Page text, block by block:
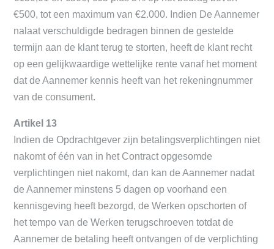
€500, tot een maximum van €2.000. Indien De Aannemer
nalaat verschuldigde bedragen binnen de gestelde
termijn aan de klant terug te storten, heeft de klant recht
op een gelijkwaardige wettelijke rente vanaf het moment
dat de Aannemer kennis heeft van het rekeningnummer
van de consument.
Artikel 13
Indien de Opdrachtgever zijn betalingsverplichtingen niet
nakomt of één van in het Contract opgesomde
verplichtingen niet nakomt, dan kan de Aannemer nadat
de Aannemer minstens 5 dagen op voorhand een
kennisgeving heeft bezorgd, de Werken opschorten of
het tempo van de Werken terugschroeven totdat de
Aannemer de betaling heeft ontvangen of de verplichting